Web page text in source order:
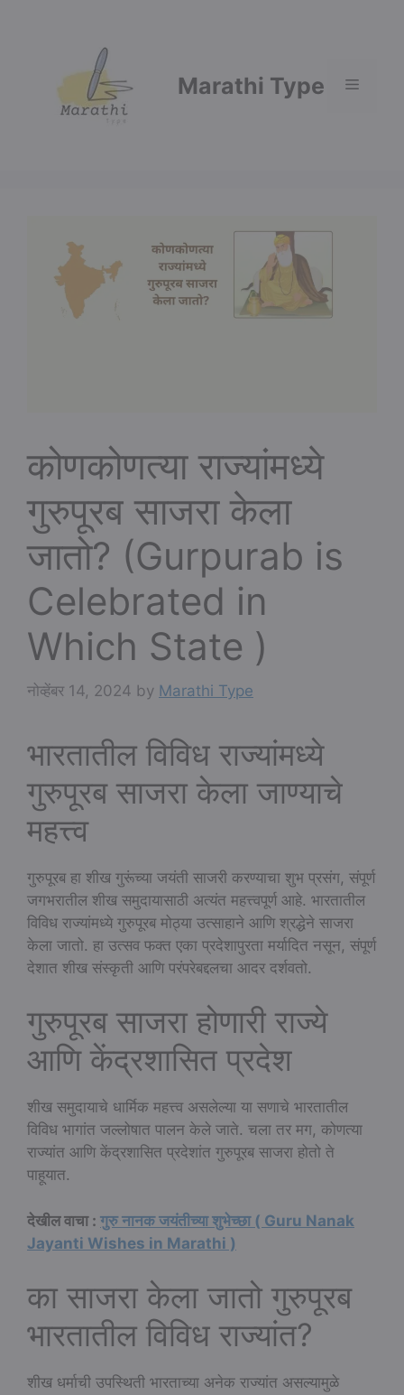
Marathi Type Menu
कोणकोणत्या राज्यांमध्ये
गुरुपूरब साजरा केला
जातो? (Gurpurab is
Celebrated in
Which State )
नोव्हेंबर 14, 2024 by Marathi Type
भारतातील विविध राज्यांमध्ये
गुरुपूरब साजरा केला जाण्याचे
महत्त्व
गुरुपूरब हा शीख गुरूंच्या जयंती साजरी करण्याचा शुभ प्रसंग, संपूर्ण
जगभरातील शीख समुदायासाठी अत्यंत महत्त्वपूर्ण आहे. भारतातील
विविध राज्यांमध्ये गुरुपूरब मोठ्या उत्साहाने आणि श्रद्धेने साजरा
केला जातो. हा उत्सव फक्त एका प्रदेशापुरता मर्यादित नसून, संपूर्ण
देशात शीख संस्कृती आणि परंपरेबद्दलचा आदर दर्शवतो.
गुरुपूरब साजरा होणारी राज्ये
आणि केंद्रशासित प्रदेश
शीख समुदायाचे धार्मिक महत्त्व असलेल्या या सणाचे भारतातील
विविध भागांत जल्लोषात पालन केले जाते. चला तर मग, कोणत्या
राज्यांत आणि केंद्रशासित प्रदेशांत गुरुपूरब साजरा होतो ते
पाहूयात.
देखील वाचा : गुरु नानक जयंतीच्या शुभेच्छा ( Guru Nanak
Jayanti Wishes in Marathi )
का साजरा केला जातो गुरुपूरब
भारतातील विविध राज्यांत?
शीख धर्माची उपस्थिती भारताच्या अनेक राज्यांत असल्यामुळे